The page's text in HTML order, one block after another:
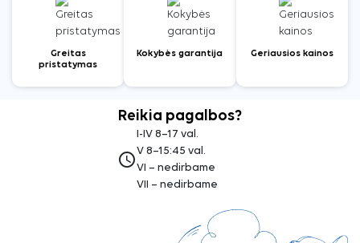
Greitas
pristatymas
Kokybės garantija Geriausios kainos
Reikia pagalbos?
access_time
I-IV 8–17 val.
V 8–15:45 val.
VI – nedirbame
VII – nedirbame